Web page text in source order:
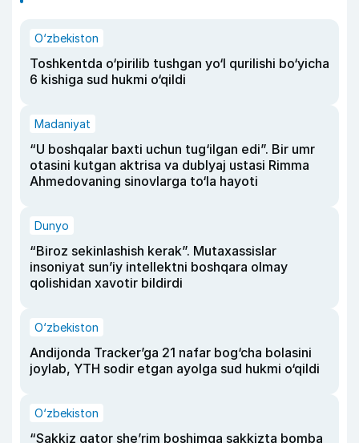
O‘zbekiston
Toshkentda o‘pirilib tushgan yo‘l qurilishi bo‘yicha
6 kishiga sud hukmi o‘qildi
Madaniyat
“U boshqalar baxti uchun tug‘ilgan edi”. Bir umr
otasini kutgan aktrisa va dublyaj ustasi Rimma
Ahmedovaning sinovlarga to‘la hayoti
Dunyo
“Biroz sekinlashish kerak”. Mutaxassislar
insoniyat sun’iy intellektni boshqara olmay
qolishidan xavotir bildirdi
O‘zbekiston
Andijonda Tracker’ga 21 nafar bog‘cha bolasini
joylab, YTH sodir etgan ayolga sud hukmi o‘qildi
O‘zbekiston
“Sakkiz qator she’rim boshimga sakkizta bomba